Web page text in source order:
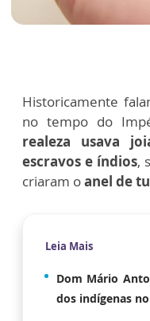
Historicamente
no tempo do
realeza usava
escravos e índios,
criaram oanel de
Leia Mais
Dom Mário
dos indígenas